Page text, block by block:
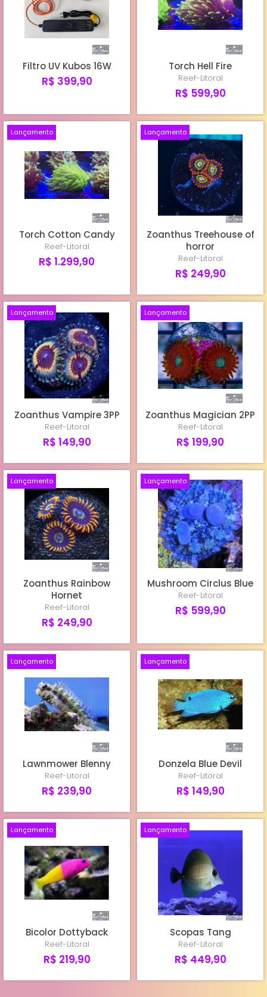
Filtro UV Kubos 16W
R$ 399,90
Torch Hell Fire
Reef-Litoral
R$ 599,90
Lançamento
Torch Cotton Candy
Reef-Litoral
R$ 1.299,90
Lançamento
Zoanthus Treehouse of
horror
Reef-Litoral
R$ 249,90
Lançamento
Zoanthus Vampire 3PP
Reef-Litoral
R$ 149,90
Lançamento
Zoanthus Magician 2PP
Reef-Litoral
R$ 199,90
Lançamento
Zoanthus Rainbow
Hornet
Reef-Litoral
R$ 249,90
Lançamento
Mushroom Circlus Blue
Reef-Litoral
R$ 599,90
Lançamento
Lawnmower Blenny
Reef-Litoral
R$ 239,90
Lançamento
Donzela Blue Devil
Reef-Litoral
R$ 149,90
Lançamento
Bicolor Dottyback
Reef-Litoral
R$ 219,90
Lançamento
Scopas Tang
Reef-Litoral
R$ 449,90